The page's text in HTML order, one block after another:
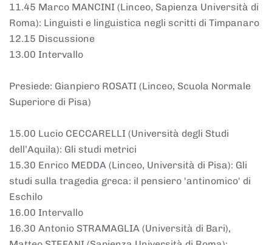
11.45 Marco MANCINI (Linceo, Sapienza Università di
Roma): Linguisti e linguistica negli scritti di Timpanaro
12.15 Discussione
13.00 Intervallo
Presiede: Gianpiero ROSATI (Linceo, Scuola Normale
Superiore di Pisa)
15.00 Lucio CECCARELLI (Università degli Studi
dell’Aquila): Gli studi metrici
15.30 Enrico MEDDA (Linceo, Università di Pisa): Gli
studi sulla tragedia greca: il pensiero 'antinomico' di
Eschilo
16.00 Intervallo
16.30 Antonio STRAMAGLIA (Università di Bari),